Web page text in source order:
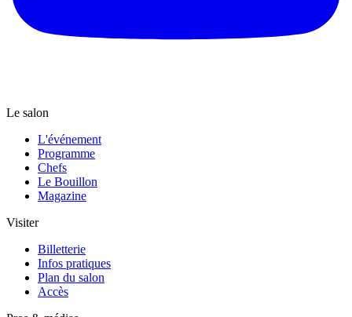
Le salon
L'événement
Programme
Chefs
Le Bouillon
Magazine
Visiter
Billetterie
Infos pratiques
Plan du salon
Accès